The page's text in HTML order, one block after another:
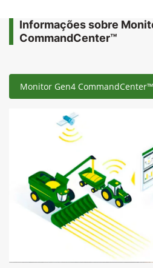
Informações sobre
CommandCenter™
Monitor Gen4 CommandCenter™